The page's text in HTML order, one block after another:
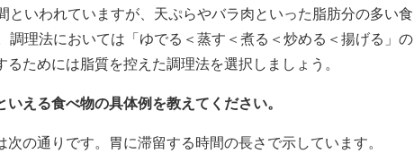
といわれていますが、天ぷらやバラ肉といった脂肪分の多い食
調理法においては「ゆでる＜蒸す＜煮る＜炒める＜揚げる」の
ためには脂質を控えた調理法を選択しましょう。
える食べ物の具体例を教えてください。
の通りです。胃に滞留する時間の長さで示しています。